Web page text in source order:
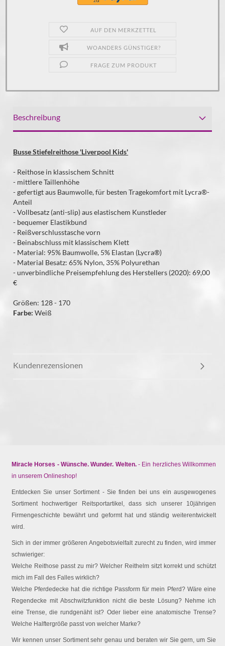
AUF DEN MERKZETTEL
WOANDERS GÜNSTIGER?
FRAGE ZUM PRODUKT
Beschreibung
Busse Stiefelreithose 'Liverpool Kids'
- Reithose in klassischem Schnitt
- mittlere Taillenhöhe
- gefertigt aus Baumwolle, für besten Tragekomfort mit Lycra®-
Anteil
- Vollbesatz (anti-slip) aus elastischem Kunstleder
- bequemer Elastikbund
- Reißverschlusstasche vorn
- Beinabschluss mit klassischem Klett
- Material: 95% Baumwolle, 5% Elastan (Lycra®)
- Material Besatz: 65% Nylon, 35% Polyurethan
- unverbindliche Preisempfehlung des Herstellers (2020): 69,00
€
Größen: 128 - 170
Farbe: Weiß
Kundenrezensionen
Miracle Horses - Wünsche. Wunder. Welten.- Ein herzliches Willkommen
in unserem Onlineshop!
Entdecken Sie unser Sortiment - Sie finden bei uns ein ausgewogenes
Sortiment hochwertiger Reitsportartikel, dass sich unserer 10jährigen
Firmengeschichte bewährt und geformt hat und ständig weiterentwickelt
wird.
Sich in der immer größeren Angebotsvielfalt zurecht zu finden, wird immer
schwieriger:
Welche Reithose passt zu mir? Welcher Reithelm sitzt korrekt und schützt
mich im Fall des Falles wirklich?
Welche Pferdedecke hat die richtige Passform für mein Pferd? Wäre eine
Regendecke mit Abschwitzfunktion nicht die beste Lösung? Nehme ich
eine Trense, die rundgenäht ist? Oder lieber eine anatomische Trense?
Welche Halftergröße passt von welcher Marke?
Wir kennen unser Sortiment sehr genau und beraten wir Sie gern, um Sie